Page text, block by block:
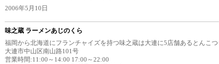
2006年5月10日
味之蔵 ラーメンあじのくら
福岡から北海道にフランチャイズを持つ味之蔵は大連に5店舗あるとんこ
大連市中山区南山路101号
営業時間:11:00～14:00 17:00～22:00